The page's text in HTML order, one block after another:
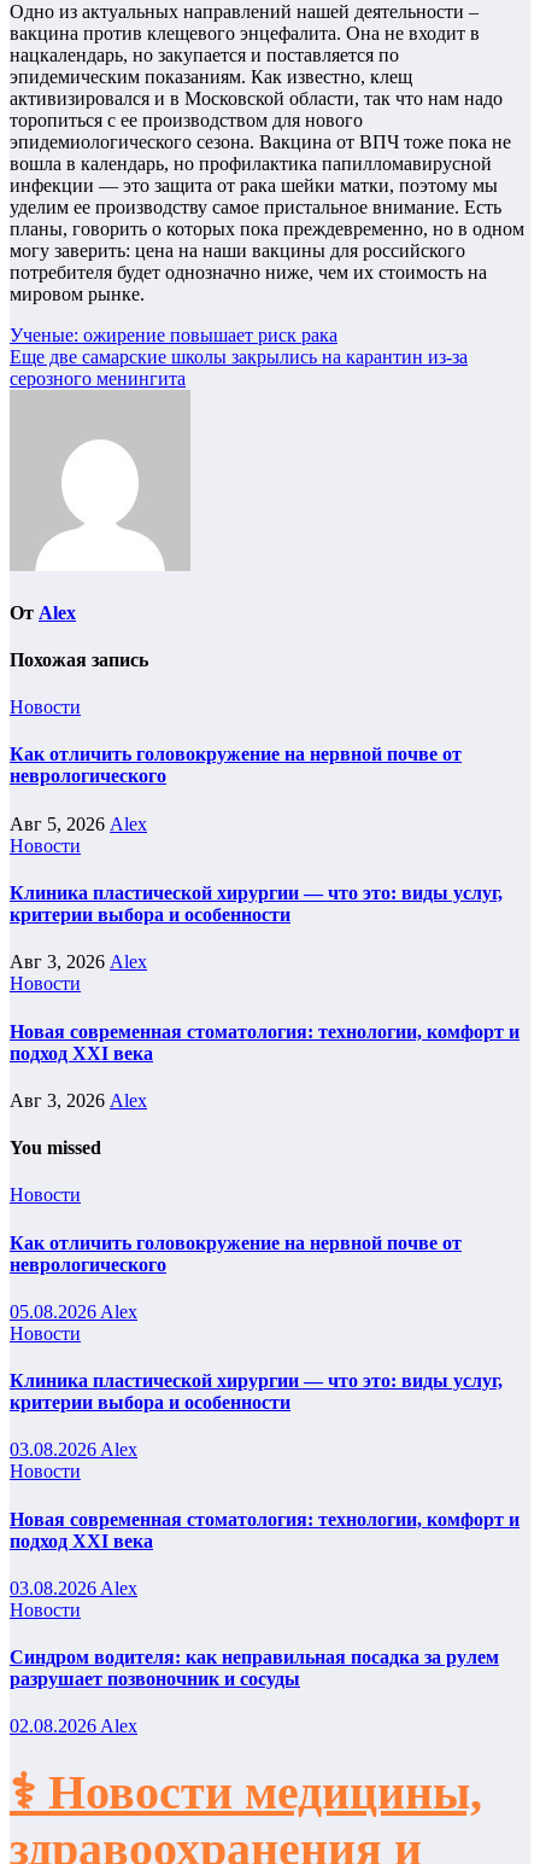
Одно из актуальных направлений нашей деятельности –
вакцина против клещевого энцефалита. Она не входит в
нацкалендарь, но закупается и поставляется по
эпидемическим показаниям. Как известно, клещ
активизировался и в Московской области, так что нам надо
торопиться с ее производством для нового
эпидемиологического сезона. Вакцина от ВПЧ тоже пока не
вошла в календарь, но профилактика папилломавирусной
инфекции — это защита от рака шейки матки, поэтому мы
уделим ее производству самое пристальное внимание. Есть
планы, говорить о которых пока преждевременно, но в одном
могу заверить: цена на наши вакцины для российского
потребителя будет однозначно ниже, чем их стоимость на
мировом рынке.
Навигация
по
Ученые: ожирение повышает риск рака
Еще две самарские школы закрылись на карантин из-за
серозного менингита
От Alex
Похожая запись
Новости
Как отличить головокружение на нервной почве от
неврологического
Авг 5, 2026 Alex
Новости
Клиника пластической хирургии — что это: виды услуг,
критерии выбора и особенности
Авг 3, 2026 Alex
Новости
Новая современная стоматология: технологии, комфорт и
подход XXI века
Авг 3, 2026 Alex
You missed
Новости
Как отличить головокружение на нервной почве от
неврологического
05.08.2026 Alex
Новости
Клиника пластической хирургии — что это: виды услуг,
критерии выбора и особенности
03.08.2026 Alex
Новости
Новая современная стоматология: технологии, комфорт и
подход XXI века
03.08.2026 Alex
Новости
Синдром водителя: как неправильная посадка за рулем
разрушает позвоночник и сосуды
02.08.2026Alex
⚕️ Новости медицины,
здравоохранения и